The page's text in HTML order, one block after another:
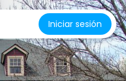
Iniciar sesión